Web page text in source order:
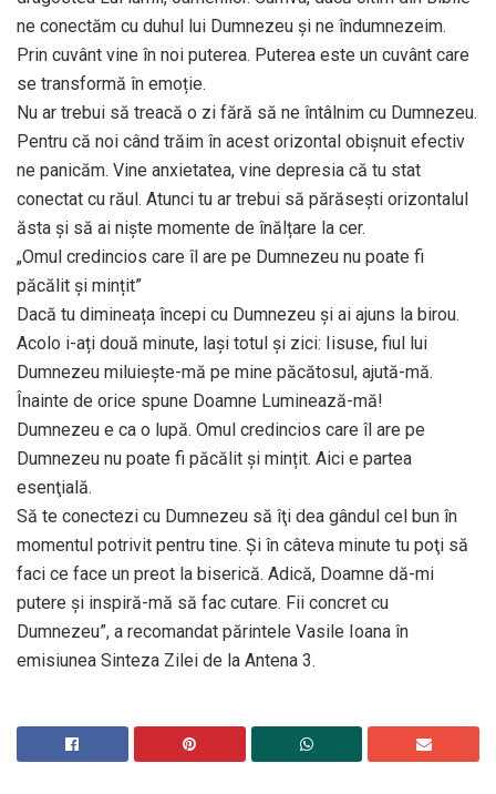
ne conectăm cu duhul lui Dumnezeu şi ne îndumnezeim.
Prin cuvânt vine în noi puterea. Puterea este un cuvânt care
se transformă în emoție.
Nu ar trebui să treacă o zi fără să ne întâlnim cu Dumnezeu.
Pentru că noi când trăim în acest orizontal obișnuit efectiv
ne panicăm. Vine anxietatea, vine depresia că tu stat
conectat cu răul. Atunci tu ar trebui să părăsești orizontalul
ăsta şi să ai nişte momente de înălțare la cer.
„Omul credincios care îl are pe Dumnezeu nu poate fi
păcălit şi mințit”
Dacă tu dimineața începi cu Dumnezeu şi ai ajuns la birou.
Acolo i-ați două minute, lași totul şi zici: Iisuse, fiul lui
Dumnezeu miluiește-mă pe mine păcătosul, ajută-mă.
Înainte de orice spune Doamne Luminează-mă!
Dumnezeu e ca o lupă. Omul credincios care îl are pe
Dumnezeu nu poate fi păcălit şi mințit. Aici e partea
esenţială.
Să te conectezi cu Dumnezeu să îţi dea gândul cel bun în
momentul potrivit pentru tine. Şi în câteva minute tu poţi să
faci ce face un preot la biserică. Adică, Doamne dă-mi
putere şi inspiră-mă să fac cutare. Fii concret cu
Dumnezeu”, a recomandat părintele Vasile Ioana în
emisiunea Sinteza Zilei de la Antena 3.